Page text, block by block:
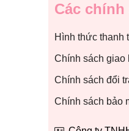
Các chính
Hình thức thanh
Chính sách giao
Chính sách đổi
Chính sách bảo